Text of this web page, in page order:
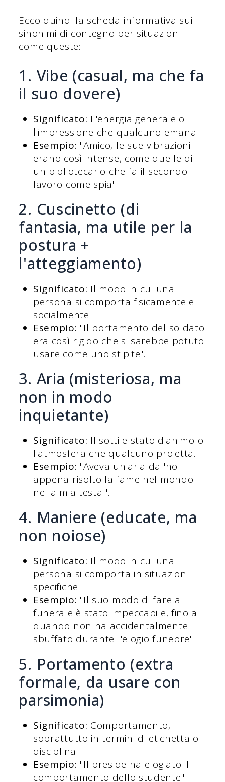
Ecco quindi la scheda informativa sui
sinonimi di contegno per situazioni
come queste:
1. Vibe (casual, ma che fa
il suo dovere)
Significato: L'energia generale o
l'impressione che qualcuno emana.
Esempio: "Amico, le sue vibrazioni
erano così intense, come quelle di
un bibliotecario che fa il secondo
lavoro come spia".
2. Cuscinetto (di
fantasia, ma utile per la
postura +
l'atteggiamento)
Significato: Il modo in cui una
persona si comporta fisicamente e
socialmente.
Esempio: "Il portamento del soldato
era così rigido che si sarebbe potuto
usare come uno stipite".
3. Aria (misteriosa, ma
non in modo
inquietante)
Significato: Il sottile stato d'animo o
l'atmosfera che qualcuno proietta.
Esempio: "Aveva un'aria da 'ho
appena risolto la fame nel mondo
nella mia testa'".
4. Maniere (educate, ma
non noiose)
Significato: Il modo in cui una
persona si comporta in situazioni
specifiche.
Esempio: "Il suo modo di fare al
funerale è stato impeccabile, fino a
quando non ha accidentalmente
sbuffato durante l'elogio funebre".
5. Portamento (extra
formale, da usare con
parsimonia)
Significato: Comportamento,
soprattutto in termini di etichetta o
disciplina.
Esempio: "Il preside ha elogiato il
comportamento dello studente".